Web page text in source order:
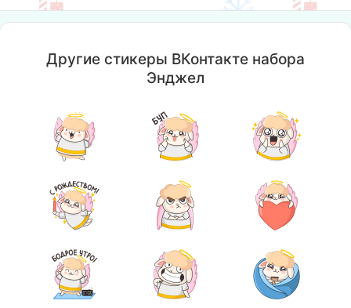
Другие стикеры ВКонтакте набора
Энджел